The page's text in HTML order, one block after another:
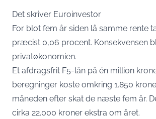
Det skriver Euroinvestor
For blot fem år siden lå samme rente
præcist 0,06 procent. Konsekvensen
privatøkonomien.
Et afdragsfrit F5-lån på én million
beregninger koste omkring 1.850
måneden efter skat de næste fem år.
cirka 22.000 kroner ekstra om året.